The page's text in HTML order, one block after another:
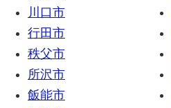
川口市
行田市
秩父市
所沢市
飯能市